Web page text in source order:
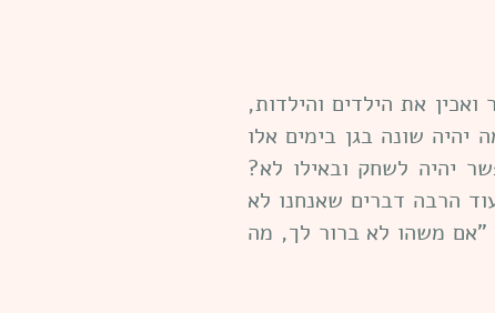
את הילדים והילדות,
יהיה שונה בגן בימים אלו
יהיה לשחק ובאילו לא?
הרבה דברים שאנחנו לא
"אם משהו לא ברור לך, מה